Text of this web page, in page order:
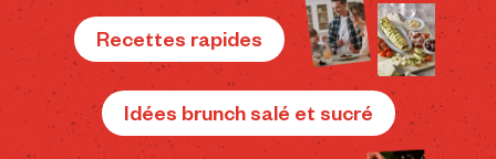
Recettes rapides
Idées brunch salé et sucré